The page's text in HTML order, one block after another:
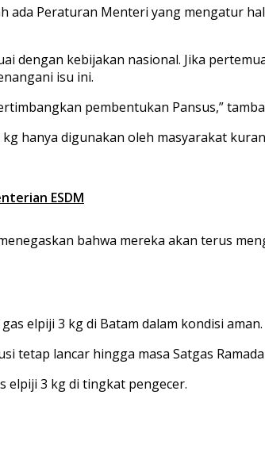
ada Peraturan Menteri yang mengatur
dengan kebijakan nasional. Jika
isu ini.
pembentukan Pansus,”
hanya digunakan oleh masyarakat
ESDM
bahwa mereka akan terus
elpiji 3 kg di Batam dalam kondisi aman.
tetap lancar hingga masa Satgas
elpiji 3 kg di tingkat pengecer.